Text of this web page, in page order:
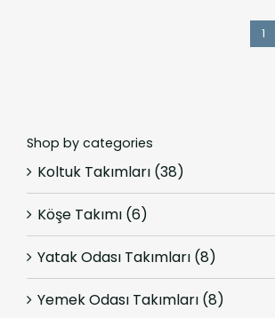
1
Shop by categories
Koltuk Takımları (38)
Köşe Takımı (6)
Yatak Odası Takımları (8)
Yemek Odası Takımları (8)